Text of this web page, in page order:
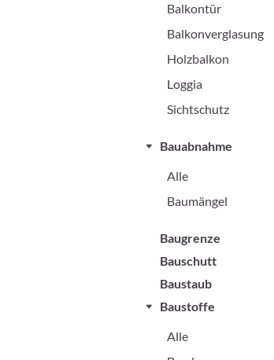
Balkontür
Balkonverglasung
Holzbalkon
Loggia
Sichtschutz
Bauabnahme
Alle
Baumängel
Baugrenze
Bauschutt
Baustaub
Baustoffe
Alle